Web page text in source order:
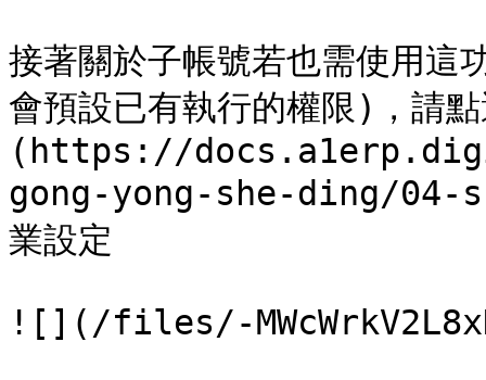
接著關於子帳號若也需使用這
會預設已有執行的權限)，請
(https://
gong-yong-she-ding/04-
業設定
![](/files/-